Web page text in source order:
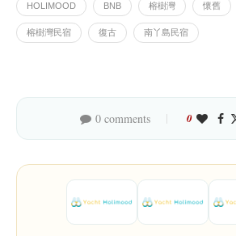
HOLIMOOD BNB 榕樹灣 懷舊
榕樹灣民宿 復古 南丫島民宿
0 comments 0